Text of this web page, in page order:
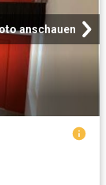
anschauen